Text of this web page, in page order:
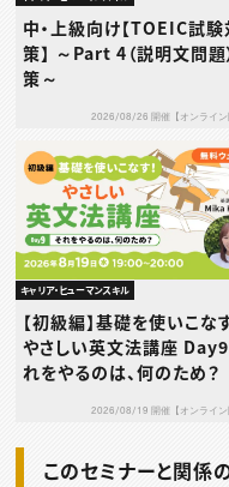
中・上級向け【TOEIC試験
策】 ～Part 4（説明文問題
策～
2026/08/26 開催【オンライン
キャリア・ヒューマンスキル
【初級編】基礎を使いこな
やさしい英文法講座 Day9
れをやるのは、何のため？
2026/08/19 開催【オンライン
このセミナーと関係